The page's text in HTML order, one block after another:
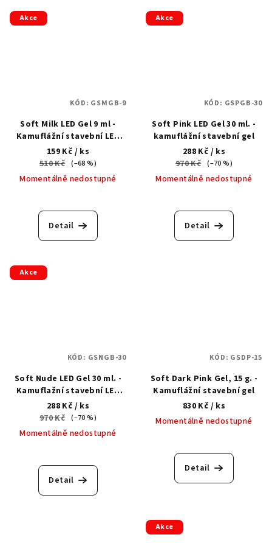
Akce
Soft Milk LED Gel 9 ml -
Kamuflážní stavební LED
gel v lahvičce
159 Kč / ks
510 Kč (–68 %)
Momentálně nedostupné
Detail
KÓD: GSMGB-9
Akce
Soft Pink LED Gel 30 ml. -
kamuflážní stavební gel
288 Kč / ks
970 Kč (–70 %)
Momentálně nedostupné
Detail
KÓD: GSPGB-30
Akce
Soft Nude LED Gel 30 ml. -
Kamuflažní stavební LED
gel
288 Kč / ks
970 Kč (–70 %)
Momentálně nedostupné
Detail
KÓD: GSNGB-30
Soft Dark Pink Gel, 15 g. -
Kamuflážní stavební gel
830 Kč / ks
Momentálně nedostupné
Detail
KÓD: GSDP-15
Akce